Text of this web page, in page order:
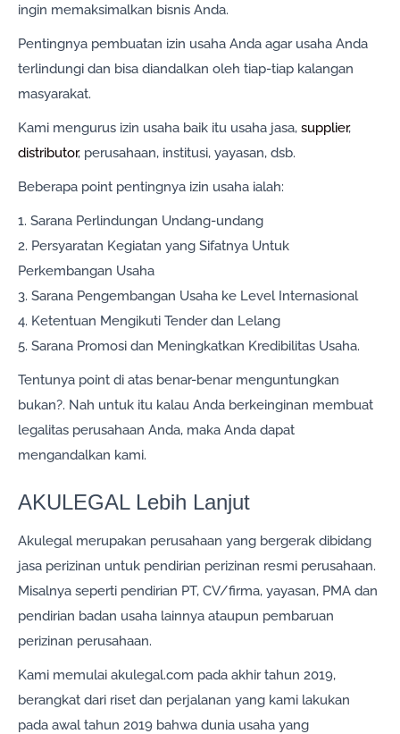
ingin memaksimalkan bisnis Anda.
Pentingnya pembuatan izin usaha Anda agar usaha Anda
terlindungi dan bisa diandalkan oleh tiap-tiap kalangan
masyarakat.
Kami mengurus izin usaha baik itu usaha jasa, supplier,
distributor, perusahaan, institusi, yayasan, dsb.
Beberapa point pentingnya izin usaha ialah:
1. Sarana Perlindungan Undang-undang
2. Persyaratan Kegiatan yang Sifatnya Untuk
Perkembangan Usaha
3. Sarana Pengembangan Usaha ke Level Internasional
4. Ketentuan Mengikuti Tender dan Lelang
5. Sarana Promosi dan Meningkatkan Kredibilitas Usaha.
Tentunya point di atas benar-benar menguntungkan
bukan?. Nah untuk itu kalau Anda berkeinginan membuat
legalitas perusahaan Anda, maka Anda dapat
mengandalkan kami.
AKULEGAL Lebih Lanjut
Akulegal merupakan perusahaan yang bergerak dibidang
jasa perizinan untuk pendirian perizinan resmi perusahaan.
Misalnya seperti pendirian PT, CV/firma, yayasan, PMA dan
pendirian badan usaha lainnya ataupun pembaruan
perizinan perusahaan.
Kami memulai akulegal.com pada akhir tahun 2019,
berangkat dari riset dan perjalanan yang kami lakukan
pada awal tahun 2019 bahwa dunia usaha yang